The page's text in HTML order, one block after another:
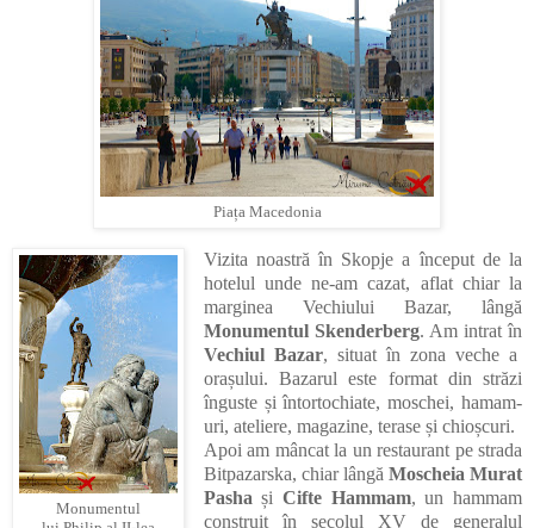
Piața Macedonia
Monumentul
Vizita noastră în Skopje a început de la
hotelul unde ne-am cazat, aflat chiar la
marginea Vechiului Bazar, lângă
Monumentul Skenderberg. Am intrat în
Vechiul Bazar, situat în zona veche a
orașului. Bazarul este format din străzi
înguste și întortochiate, moschei, hamam-
uri, ateliere, magazine, terase și chioșcuri.
Apoi am mâncat la un restaurant pe strada
Bitpazarska, chiar lângă Moscheia Murat
PashașiCifte Hammam, un hammam
construit în secolul XV de generalul